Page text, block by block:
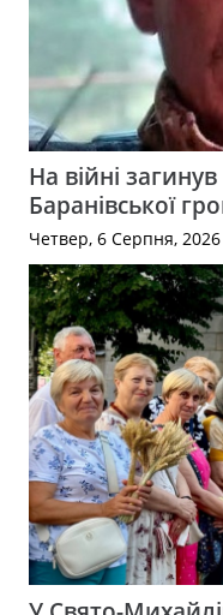
На війні
Баранівської
Четвер, 6 Серпня, 2026